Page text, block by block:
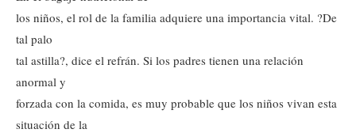
los niños, el rol de la familia adquiere una importancia vital. ?De
tal palo
tal astilla?, dice el refrán. Si los padres tienen una relación
anormal y
forzada con la comida, es muy probable que los niños vivan esta
situación de la